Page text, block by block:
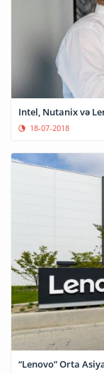
Intel, Nutanix və
18-07-2018
“Lenovo” Orta